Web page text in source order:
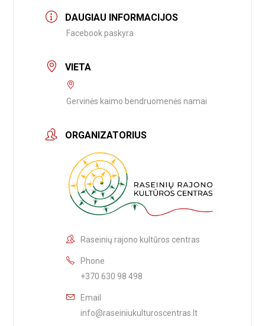
DAUGIAU INFORMACIJOS
Facebook paskyra
VIETA
Gervinės kaimo bendruomenės namai
ORGANIZATORIUS
Raseinių rajono kultūros centras
Phone
+370 630 98 498
Email
info@raseiniukulturoscentras.lt